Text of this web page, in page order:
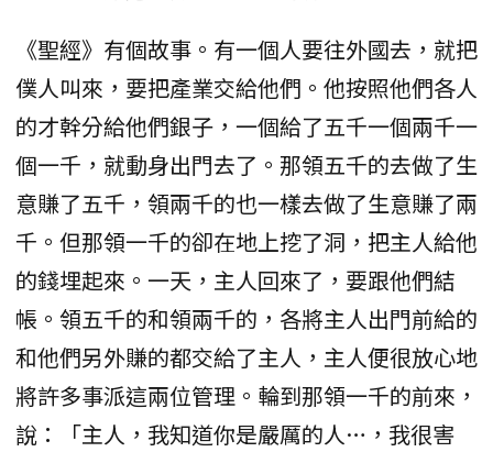
《聖經》有個故事。有一個人要往外國去，就把
僕人叫來，要把產業交給他們。他按照他們各人
的才幹分給他們銀子，一個給了五千一個兩千一
個一千，就動身出門去了。那領五千的去做了生
意賺了五千，領兩千的也一樣去做了生意賺了兩
千。但那領一千的卻在地上挖了洞，把主人給他
的錢埋起來。一天，主人回來了，要跟他們結
帳。領五千的和領兩千的，各將主人出門前給的
和他們另外賺的都交給了主人，主人便很放心地
將許多事派這兩位管理。輪到那領一千的前來，
說：「主人，我知道你是嚴厲的人…，我很害